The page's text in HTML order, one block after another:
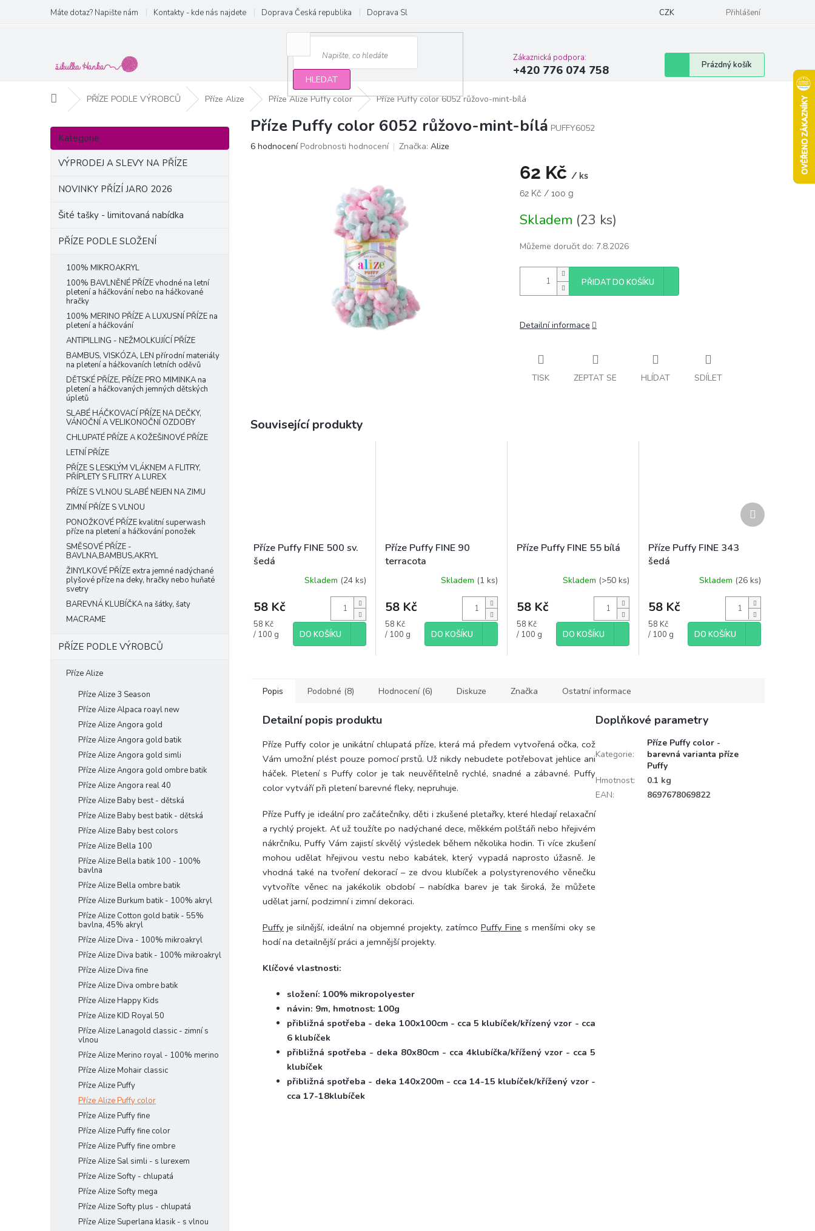
obsah
Máte dotaz? Napište nám Kontakty - kde nás najdete Doprava Česká republika Doprava Slovensko a EU Podmínky ochrany osobních údajů Moje objednávka
CZK Přihlášení
HLEDAT
Zákaznická podpora:
+420 776 074 758
Nákupní
košík
Prázdný košík
Domů PŘÍZE PODLE VÝROBCŮ Příze Alize Příze Alize Puffy color Příze Puffy color 6052 růžovo-mint-bílá
P
s
Přeskočit
kategorie
Kategorie
VÝPRODEJ A SLEVY NA PŘÍZE
NOVINKY PŘÍZÍ JARO 2026
Šité tašky - limitovaná nabídka
PŘÍZE PODLE SLOŽENÍ
100% MIKROAKRYL
100% BAVLNĚNÉ PŘÍZE vhodné na letní
pletení a háčkování nebo na háčkované
hračky
100% MERINO PŘÍZE A LUXUSNÍ PŘÍZE na
pletení a háčkování
ANTIPILLING - NEŽMOLKUJÍCÍ PŘÍZE
BAMBUS, VISKÓZA, LEN přírodní materiály
na pletení a háčkovaních letních oděvů
DĚTSKÉ PŘÍZE, PŘÍZE PRO MIMINKA na
pletení a háčkovaných jemných dětských
úpletů
SLABÉ HÁČKOVACÍ PŘÍZE NA DEČKY,
VÁNOČNÍ A VELIKONOČNÍ OZDOBY
CHLUPATÉ PŘÍZE A KOŽEŠINOVÉ PŘÍZE
LETNÍ PŘÍZE
PŘÍZE S LESKLÝM VLÁKNEM A FLITRY,
PŘÍPLETY S FLITRY A LUREX
PŘÍZE S VLNOU SLABÉ NEJEN NA ZIMU
ZIMNÍ PŘÍZE S VLNOU
PONOŽKOVÉ PŘÍZE kvalitní superwash
příze na pletení a háčkování ponožek
SMĚSOVÉ PŘÍZE -
BAVLNA,BAMBUS,AKRYL
ŽINYLKOVÉ PŘÍZE extra jemné nadýchané
plyšové příze na deky, hračky nebo huňaté
svetry
BAREVNÁ KLUBÍČKA na šátky, šaty
MACRAME
PŘÍZE PODLE VÝROBCŮ
Příze Alize
Příze Alize 3 Season
Příze Alize Alpaca roayl new
Příze Alize Angora gold
Příze Alize Angora gold batik
Příze Alize Angora gold simli
Příze Alize Angora gold ombre batik
Příze Alize Angora real 40
Příze Alize Baby best - dětská
Příze Alize Baby best batik - dětská
Příze Alize Baby best colors
Příze Alize Bella 100
Příze Alize Bella batik 100 - 100%
bavlna
Příze Alize Bella ombre batik
Příze Alize Burkum batik - 100% akryl
Příze Alize Cotton gold batik - 55%
bavlna, 45% akryl
Příze Alize Diva - 100% mikroakryl
Příze Alize Diva batik - 100% mikroakryl
Příze Alize Diva fine
Příze Alize Diva ombre batik
Příze Alize Happy Kids
Příze Alize KID Royal 50
Příze Alize Lanagold classic - zimní s
vlnou
Příze Alize Merino royal - 100% merino
Příze Alize Mohair classic
Příze Alize Puffy
Příze Alize Puffy color
Příze Alize Puffy fine
Příze Alize Puffy fine color
Příze Alize Puffy fine ombre
Příze Alize Sal simli - s lurexem
Příze Alize Softy - chlupatá
Příze Alize Softy mega
Příze Alize Softy plus - chlupatá
Příze Alize Superlana klasik - s vlnou
Příze Puffy color 6052 růžovo-mint-bílá PUFFY6052
Průměrné
6 hodnocení Podrobnosti hodnocení Značka: Alize
62 Kč / ks
Měrná
62 Kč / 100 g
Skladem (23 ks)
Můžeme doručit do: 7.8.2026
PŘIDAT DO KOŠÍKU
Detailní informace
TISK ZEPTAT SE HLÍDAT SDÍLET
Související produkty
Příze Puffy FINE 500 sv.
šedá
produktu
5,0
z
Skladem (24 ks)
58 Kč
Měrná
cena:
58 Kč
/ 100 g
DO KOŠÍKU
Příze Puffy FINE 90
terracota
produktu
5,0
z
Skladem (1 ks)
58 Kč
Měrná
cena:
58 Kč
/ 100 g
DO KOŠÍKU
Příze Puffy FINE 55 bílá
Skladem (>50 ks)
58 Kč
Měrná
cena:
58 Kč
/ 100 g
DO KOŠÍKU
Příze Puffy FINE 343
šedá
produktu
3,0
z
Skladem (26 ks)
58 Kč
Měrná
cena:
58 Kč
/ 100 g
DO KOŠÍKU
Další
produkt
Popis Podobné (8) Hodnocení (6) Diskuze Značka Ostatní informace
Detailní popis produktu
Příze Puffy color je unikátní chlupatá příze, která má předem vytvořená očka, což
Vám umožní plést pouze pomocí prstů. Už nikdy nebudete potřebovat jehlice ani
háček. Pletení s Puffy color je tak neuvěřitelně rychlé, snadné a zábavné. Puffy
color vytváří při pletení barevné fleky, nepruhuje.
Příze Puffy je ideální pro začátečníky, děti i zkušené pletařky, které hledají relaxační
a rychlý projekt. Ať už toužíte po nadýchané dece, měkkém polštáři nebo hřejivém
nákrčníku, Puffy Vám zajistí skvělý výsledek během několika hodin. Ti více zkušení
mohou udělat hřejivou vestu nebo kabátek, který vypadá naprosto úžasně. Je
vhodná také na tvoření dekorací – ze dvou klubíček a polystyrenového věnečku
vytvoříte věnec na jakékolik období – nabídka barev je tak široká, že můžete
udělat jarní, podzimní i zimní dekoraci.
Puffy je silnější, ideální na objemné projekty, zatímcoPuffy Fine s menšími oky se
hodí na detailnější práci a jemnější projekty.
Klíčové vlastnosti:
složení: 100% mikropolyester
návin: 9m, hmotnost: 100g
přibližná spotřeba - deka 100x100cm - cca 5 klubíček/křízený vzor - cca
6 klubíček
přibližná spotřeba - deka 80x80cm - cca 4klubíčka/křížený vzor - cca 5
klubíček
přibližná spotřeba - deka 140x200m - cca 14-15 klubíček/křížený vzor -
cca 17-18klubíček
Doplňkové parametry
Kategorie:
Příze Puffy color -
barevná varianta příze
Puffy
Hmotnost:
0.1 kg
EAN: 8697678069822